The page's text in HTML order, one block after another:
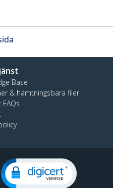
Base
& hämtningsbara filer